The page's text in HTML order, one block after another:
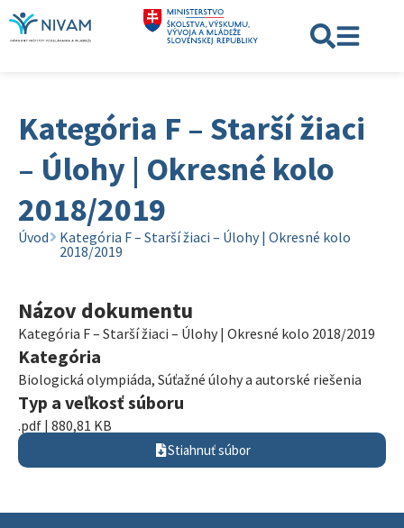
Kategória F – Starší žiaci
– Úlohy | Okresné kolo
2018/2019
Úvod
Kategória F – Starší žiaci – Úlohy | Okresné kolo
2018/2019
Názov dokumentu
Kategória F – Starší žiaci – Úlohy | Okresné kolo 2018/2019
Kategória
Biologická olympiáda, Súťažné úlohy a autorské riešenia
Typ a veľkosť súboru
.pdf | 880,81 KB
Stiahnuť súbor